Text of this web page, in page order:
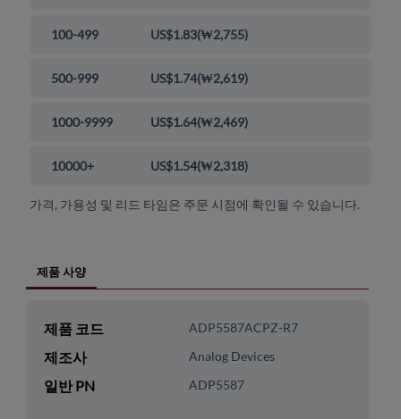
100-499 US$1.83(₩2,755)
500-999 US$1.74(₩2,619)
1000-9999 US$1.64(₩2,469)
10000+ US$1.54(₩2,318)
가격, 가용성 및 리드 타임은 주문 시점에 확인될 수 있습니다.
제품 사양
제품 코드 ADP5587ACPZ-R7
제조사 Analog Devices
일반 PN ADP5587